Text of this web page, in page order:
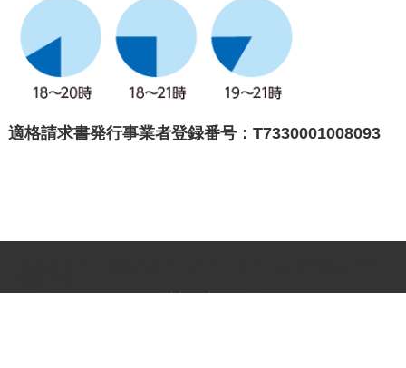
適格請求書発行事業者登録番号：T7330001008093